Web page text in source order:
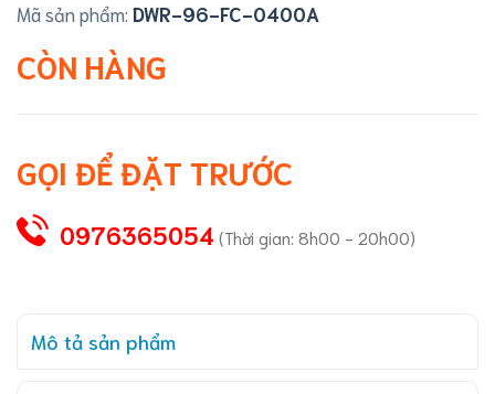
Mã sản phẩm: DWR-96-FC-0400A
CÒN HÀNG
GỌI ĐỂ ĐẶT TRƯỚC
0976365054 (Thời gian: 8h00 - 20h00)
Mô tả sản phẩm